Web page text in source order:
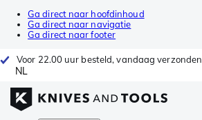
Ga direct naar hoofdinhoud
Ga direct naar navigatie
Ga direct naar footer
Voor 22.00 uur besteld, vandaag verzonden
NL